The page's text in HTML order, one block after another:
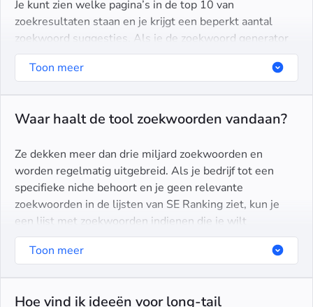
Je kunt zien welke pagina’s in de top 10 van
zoekresultaten staan en je krijgt een beperkt aantal
zoekwoord suggesties. Als je de zoekwoord generator
volledig wilt gebruiken, kun je jezelf aanmelden voor
een gratis proefperiode van 14 dagen.
Toon meer
Waar haalt de tool zoekwoorden vandaan?
Ze dekken meer dan drie miljard zoekwoorden en
worden regelmatig uitgebreid. Als je bedrijf tot een
specifieke niche behoort en je geen relevante
zoekwoorden in de lijsten van SE Ranking ziet, kun je
een lijst met zoekwoorden indienen die je wilt
analyseren. Deze worden vervolgens binnen een maand
aan onze databases toegevoegd.
Toon meer
Hoe vind ik ideeën voor long-tail